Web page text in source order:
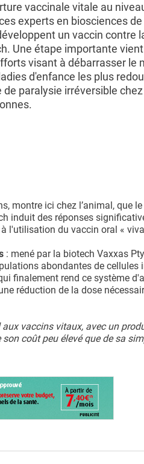
vaccinale vitale au
experts en biosciences
un vaccin contre
Une étape importante vient
visant à débarrasser le
d'enfance les plus
de paralysie irréversible
montre ici chez l’animal, que
induit des réponses
l'utilisation du vaccin oral «
: mené par la biotech Vaxxas
abondantes de cellules
finalement rend ce système
réduction de la dose
aux vaccins vitaux, avec un
coût peu élevé que de sa